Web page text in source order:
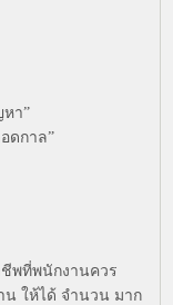
า”
ดกาล”
พที่พนักงานควร
น ให้ได้ จำนวน มาก